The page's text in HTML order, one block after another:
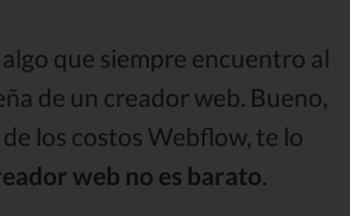
que siempre encuentro al
de un creador web. Bueno,
los costos Webflow, te lo
web no es barato.